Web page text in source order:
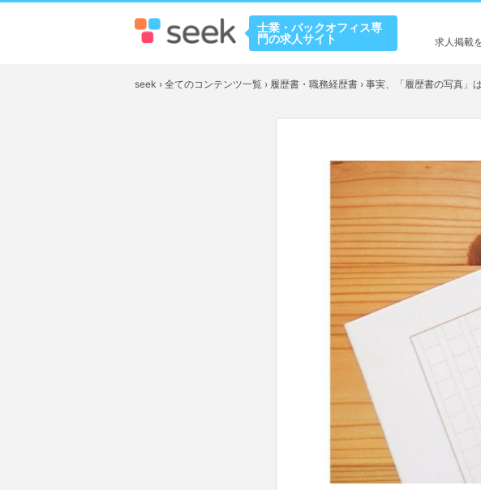
士業・バックオフィス専
門の求人サイト
求人掲載
seek › 全てのコンテンツ一覧 › 履歴書・職務経歴書 › 事実、「履歴書の写真」